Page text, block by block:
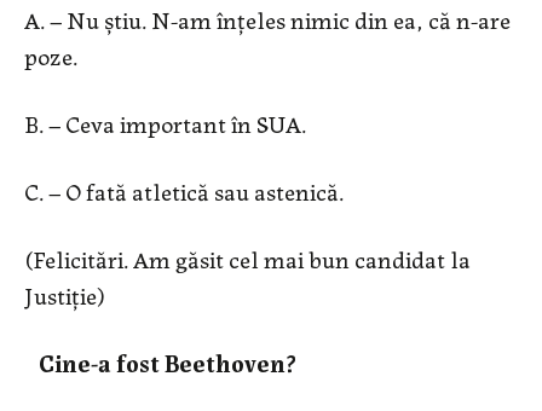
A. – Nu știu. N-am înțeles nimic din ea, că n-are
poze.
B. – Ceva important în SUA.
C. – O fată atletică sau astenică.
(Felicitări. Am găsit cel mai bun candidat la
Justiție)
Cine-a fost Beethoven?